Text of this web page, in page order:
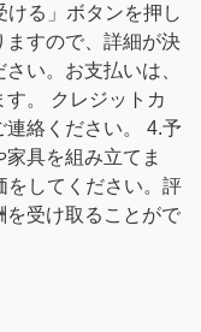
ける」ボタンを押し
ますので、詳細が決
い。お支払いは、
。 クレジットカ
絡ください。 4.予
具を組み立てま
をしてください。評
を受け取ることがで